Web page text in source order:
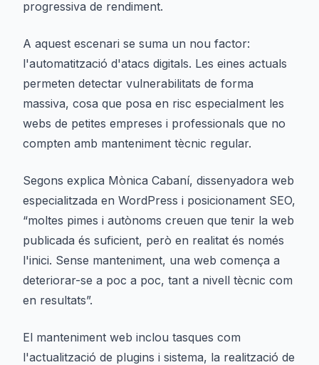
progressiva de rendiment.
A aquest escenari se suma un nou factor:
l'automatització d'atacs digitals. Les eines actuals
permeten detectar vulnerabilitats de forma
massiva, cosa que posa en risc especialment les
webs de petites empreses i professionals que no
compten amb manteniment tècnic regular.
Segons explica Mònica Cabaní, dissenyadora web
especialitzada en WordPress i posicionament SEO,
“moltes pimes i autònoms creuen que tenir la web
publicada és suficient, però en realitat és només
l'inici. Sense manteniment, una web comença a
deteriorar-se a poc a poc, tant a nivell tècnic com
en resultats”.
El manteniment web inclou tasques com
l'actualització de plugins i sistema, la realització de